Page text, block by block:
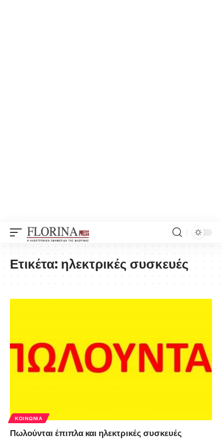
Ετικέτα: ηλεκτρικές συσκευές
ΚΟΙΝΩΝΊΑ
Πωλούνται έπιπλα και ηλεκτρικές συσκευές